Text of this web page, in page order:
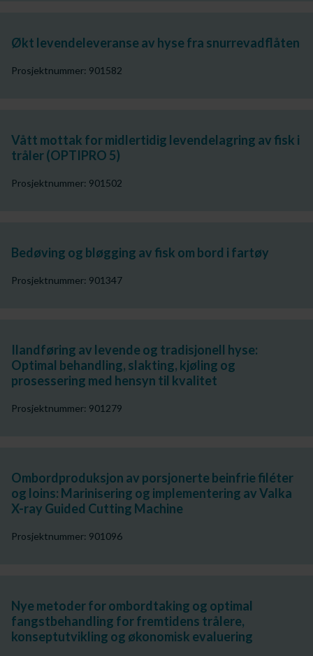
Økt levendeleveranse av hyse fra snurrevadflåten
Prosjektnummer: 901582
Vått mottak for midlertidig levendelagring av fisk i
tråler (OPTIPRO 5)
Prosjektnummer: 901502
Bedøving og bløgging av fisk om bord i fartøy
Prosjektnummer: 901347
Ilandføring av levende og tradisjonell hyse:
Optimal behandling, slakting, kjøling og
prosessering med hensyn til kvalitet
Prosjektnummer: 901279
Ombordproduksjon av porsjonerte beinfrie filéter
og loins: Marinisering og implementering av Valka
X-ray Guided Cutting Machine
Prosjektnummer: 901096
Nye metoder for ombordtaking og optimal
fangstbehandling for fremtidens trålere,
konseptutvikling og økonomisk evaluering